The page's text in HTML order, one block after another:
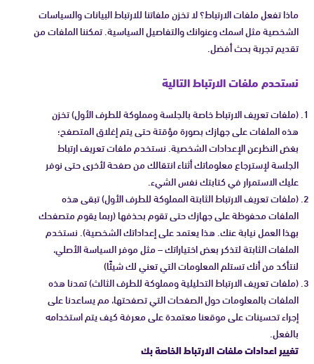
ماذا تفعل ملفات الارتباط؟ لا تخزن ملفاتنا للارتباط البيانات والسياسات
الشخصية مثل اسمك وعنوانك والتفاصيل السياسية. تمكننا الملفات من
تقديم تجربة بحث أفضل.
نستحدم ملفات الارتباط التالية
(ملفات تعريف الارتباط خاصة بالجلسة ومملوكة للطرف الأول) تخزن
هذه الملفات على جهازك بصورة مؤقتة حتى يتم إغلاق المتصفح؛
بغض النظرعن الإعدادات الشخصية. نستخدم ملفات تعريف ارتباط
الجلسة لإسترجاع معلوماتك أثناء انتقالك من صفحة لأخرى حتى نوفر
عليك الاستمرار في كتابتك نفس الشيء.
(ملفات تعريف الارتباط الثابتة المملوكة للطرف الأول) تبقى هذه
الملفات محفوظة على جهازك حتى تقوم بحذفها (ربما يقوم متصفحك
بهذا العمل نيابة عنك. هذا يعتمد على إعداداتك الشخصية). نستخدم
الملفات الثابتة لتذكر بعض اختياراتك – مثل موفر السياسة الأصلي،
لنتأكد من أنك تستلم المعلومات التي تعني لك شيئًا)
(ملفات تعريف الارتباط التحليلية ومملوكة للطرف الثالث) تمدنا هذه
الملفات بالمعلومات حول الصفحات التي تصفحتها، مم يساعدنا على
إجراء تحسينات على موقعنا معتمدة على معرفة كيف يتم استخدامه
بالفعل.
تغيير اعدادات ملفات الارتباط الخاصة بك